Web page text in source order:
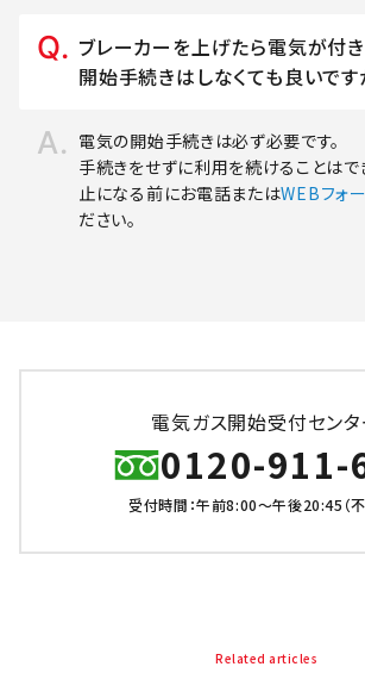
ブレーカーを上げたら電気が付
開始手続きはしなくても良いです
電気の開始手続きは必ず必要です。
手続きをせずに利用を続けることはで
止になる前にお電話またはWEBフォ
ださい。
電気ガス開始受付センタ
0120-911-
受付時間：午前8:00～午後20:45（不
Related articles